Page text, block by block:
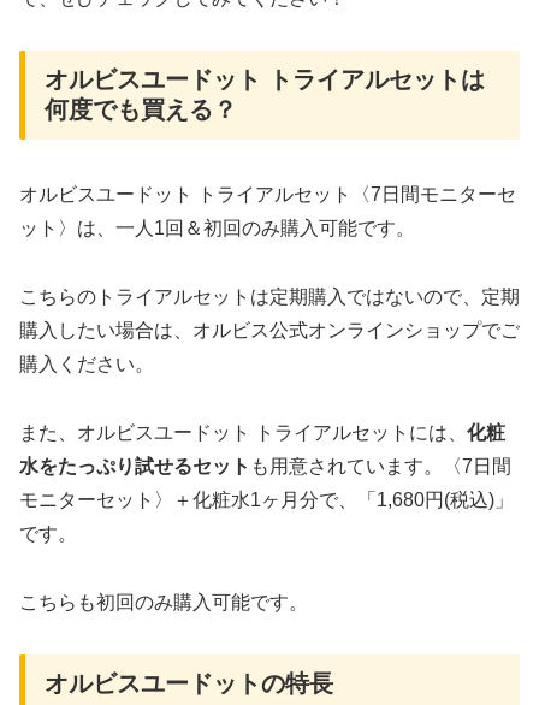
オルビスユードット トライアルセットは
何度でも買える？
オルビスユードット トライアルセット〈7日間モニターセ
ット〉は、一人1回＆初回のみ購入可能です。
こちらのトライアルセットは定期購入ではないので、定期
購入したい場合は、オルビス公式オンラインショップでご
購入ください。
また、オルビスユードット トライアルセットには、 化粧
水をたっぷり試せるセット も用意されています。〈7日間
モニターセット〉＋化粧水1ヶ月分で、「1,680円(税込)」
です。
こちらも初回のみ購入可能です。
オルビスユードットの特長